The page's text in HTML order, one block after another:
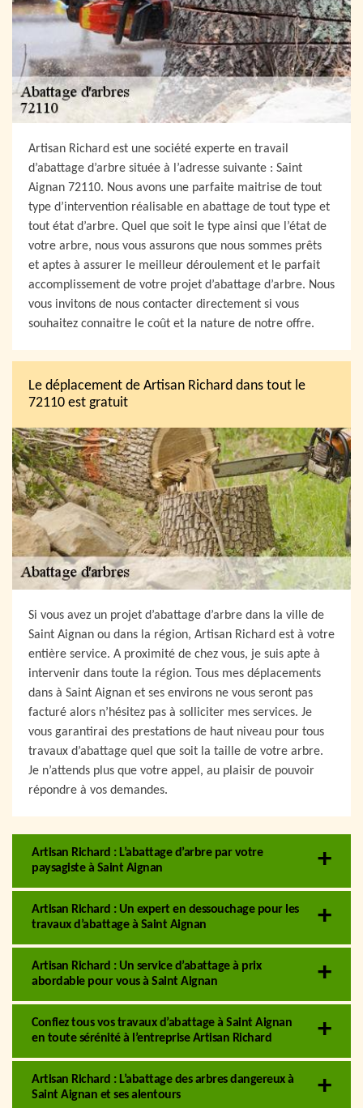
Artisan Richard est une société experte en travail
d’abattage d’arbre située à l’adresse suivante : Saint
Aignan 72110. Nous avons une parfaite maitrise de tout
type d’intervention réalisable en abattage de tout type et
tout état d’arbre. Quel que soit le type ainsi que l’état de
votre arbre, nous vous assurons que nous sommes prêts
et aptes à assurer le meilleur déroulement et le parfait
accomplissement de votre projet d’abattage d’arbre. Nous
vous invitons de nous contacter directement si vous
souhaitez connaitre le coût et la nature de notre offre.
Le déplacement de Artisan Richard dans tout le
72110 est gratuit
Si vous avez un projet d’abattage d’arbre dans la ville de
Saint Aignan ou dans la région, Artisan Richard est à votre
entière service. A proximité de chez vous, je suis apte à
intervenir dans toute la région. Tous mes déplacements
dans à Saint Aignan et ses environs ne vous seront pas
facturé alors n’hésitez pas à solliciter mes services. Je
vous garantirai des prestations de haut niveau pour tous
travaux d’abattage quel que soit la taille de votre arbre.
Je n’attends plus que votre appel, au plaisir de pouvoir
répondre à vos demandes.
Artisan Richard : L’abattage d’arbre par votre
paysagiste à Saint Aignan
Artisan Richard : Un expert en dessouchage pour les
travaux d’abattage à Saint Aignan
Artisan Richard : Un service d’abattage à prix
abordable pour vous à Saint Aignan
Confiez tous vos travaux d’abattage à Saint Aignan
en toute sérénité à l’entreprise Artisan Richard
Artisan Richard : L’abattage des arbres dangereux à
Saint Aignan et ses alentours